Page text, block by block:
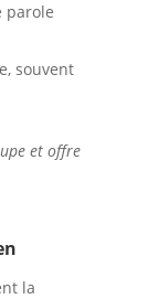
parole
souvent
et offre
la